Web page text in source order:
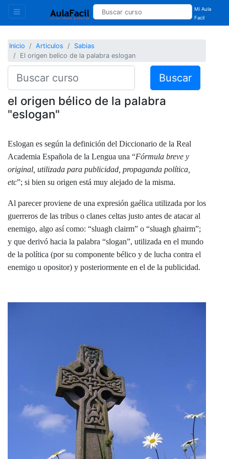
Mi Aula
Facil
Inicio Articulos
Sabias
El origen belico de la palabra eslogan
Buscar
el origen bélico de la palabra
"eslogan"
Eslogan es según la definición del Diccionario de la Real
Academia Española de la Lengua una “Fórmula breve y
original, utilizada para publicidad, propaganda política,
etc”; si bien su origen está muy alejado de la misma.
Al parecer proviene de una expresión gaélica utilizada por los
guerreros de las tribus o clanes celtas justo antes de atacar al
enemigo, algo así como: “sluagh clairm” o “sluagh ghairm”;
y que derivó hacia la palabra “slogan”, utilizada en el mundo
de la política (por su componente bélico y de lucha contra el
enemigo u opositor) y posteriormente en el de la publicidad.